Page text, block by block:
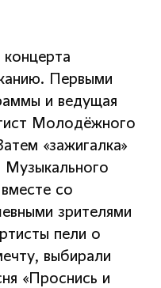
концерта
Первыми
и ведущая
Молодёжного
«зажигалка»
Музыкального
со
зрителями
пели о
выбирали
«Проснись и